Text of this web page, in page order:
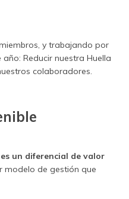
y trabajando por
Reducir nuestra Huella
colaboradores.
un diferencial de valor
modelo de gestión que